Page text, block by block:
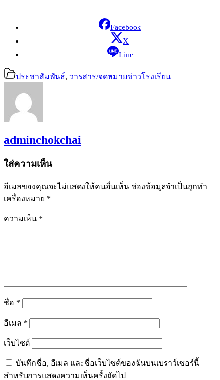
Facebook
X
Line
ประชาสัมพันธ์, วารสาร/จดหมายข่าวโรงเรียน
adminchokchai
ใส่ความเห็น
อีเมลของคุณจะไม่แสดงให้คนอื่นเห็น ช่องข้อมูลจำเป็นถูกทำ
เครื่องหมาย *
ความเห็น *
ชื่อ *
อีเมล *
เว็บไซต์
บันทึกชื่อ, อีเมล และชื่อเว็บไซต์ของฉันบนเบราว์เซอร์นี้
สำหรับการแสดงความเห็นครั้งถัดไป